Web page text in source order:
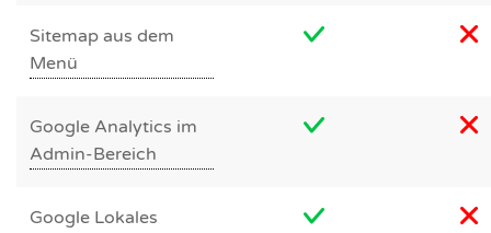
Sitemap aus dem
Menü
Google Analytics im
Admin-Bereich
Google Lokales